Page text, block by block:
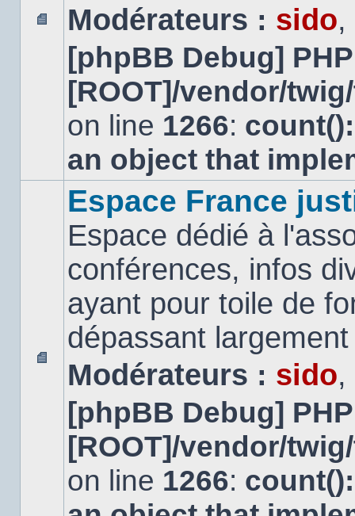
message
lu
Modérateurs : sido,
[phpBB Debug]
[ROOT]/vendor/
on line 1266:
an object that
Aucun
message
non
Espace France
Espace dédié à
conférences, infos
ayant pour toile de
dépassant
Modérateurs : sido,
[phpBB Debug]
[ROOT]/vendor/
on line 1266: